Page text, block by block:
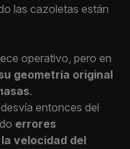
las cazoletas están
operativo, pero en
geometría original
.
entonces del
errores
velocidad del